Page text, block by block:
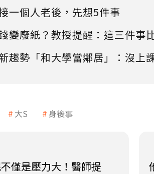
一個人老後，先想5件事
變廢紙？教授提醒：這三件事
趨勢「和大學當鄰居」：沒上
大S 身後事
僅是壓力大！醫師提